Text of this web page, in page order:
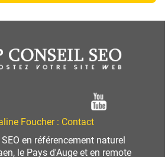
Foucher : Contact
en référencement naturel
, le Pays d'Auge et en remote